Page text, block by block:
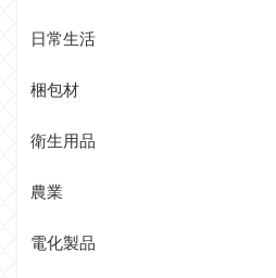
日常生活
梱包材
衛生用品
農業
電化製品